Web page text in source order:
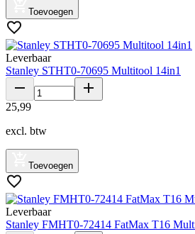
Toevoegen
Leverbaar
Stanley STHT0-70695 Multitool 14in1
25,99
excl. btw
Toevoegen
Leverbaar
Stanley FMHT0-72414 FatMax T16